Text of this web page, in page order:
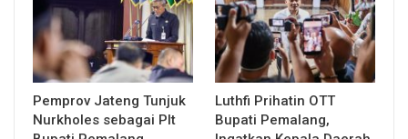
Pemprov Jateng Tunjuk
Nurkholes sebagai Plt
Luthfi Prihatin OTT
Bupati Pemalang,